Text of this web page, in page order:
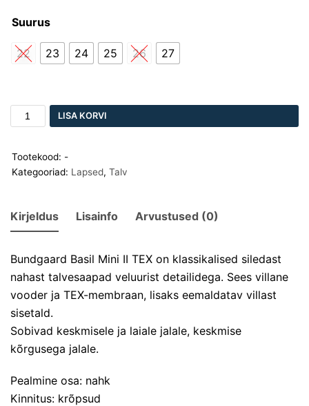
Suurus
22 23 24 25 26 27
LISA KORVI
Tootekood: -
Kategooriad: Lapsed, Talv
Kirjeldus Lisainfo Arvustused (0)
Bundgaard Basil Mini II TEX on klassikalised siledast
nahast talvesaapad veluurist detailidega. Sees villane
vooder ja TEX-membraan, lisaks eemaldatav villast
sisetald.
Sobivad keskmisele ja laiale jalale, keskmise
kõrgusega jalale.
Pealmine osa: nahk
Kinnitus: krõpsud